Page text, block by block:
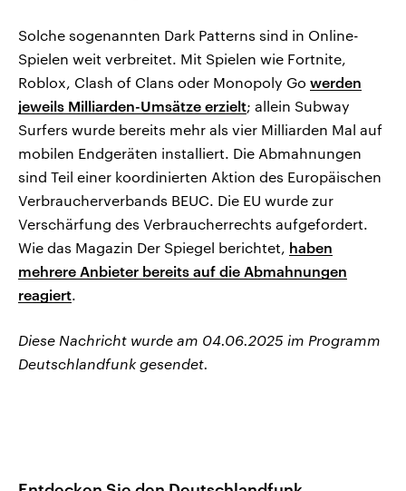
Solche sogenannten Dark Patterns sind in Online-
Spielen weit verbreitet. Mit Spielen wie Fortnite,
Roblox, Clash of Clans oder Monopoly Go werden
jeweils Milliarden-Umsätze erzielt; allein Subway
Surfers wurde bereits mehr als vier Milliarden Mal auf
mobilen Endgeräten installiert. Die Abmahnungen
sind Teil einer koordinierten Aktion des Europäischen
Verbraucherverbands BEUC. Die EU wurde zur
Verschärfung des Verbraucherrechts aufgefordert.
Wie das Magazin Der Spiegel berichtet, haben
mehrere Anbieter bereits auf die Abmahnungen
reagiert.
Diese Nachricht wurde am 04.06.2025 im Programm
Deutschlandfunk gesendet.